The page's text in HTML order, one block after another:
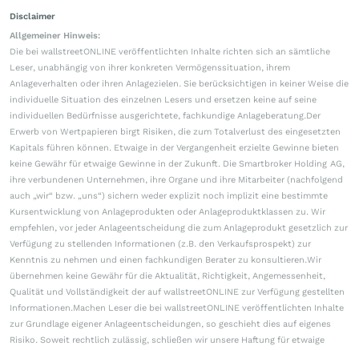
Disclaimer
Allgemeiner Hinweis:
Die bei wallstreetONLINE veröffentlichten Inhalte richten sich an sämtliche
Leser, unabhängig von ihrer konkreten Vermögenssituation, ihrem
Anlageverhalten oder ihren Anlagezielen. Sie berücksichtigen in keiner Weise die
individuelle Situation des einzelnen Lesers und ersetzen keine auf seine
individuellen Bedürfnisse ausgerichtete, fachkundige Anlageberatung.Der
Erwerb von Wertpapieren birgt Risiken, die zum Totalverlust des eingesetzten
Kapitals führen können. Etwaige in der Vergangenheit erzielte Gewinne bieten
keine Gewähr für etwaige Gewinne in der Zukunft. Die Smartbroker Holding AG,
ihre verbundenen Unternehmen, ihre Organe und ihre Mitarbeiter (nachfolgend
auch „wir“ bzw. „uns“) sichern weder explizit noch implizit eine bestimmte
Kursentwicklung von Anlageprodukten oder Anlageproduktklassen zu. Wir
empfehlen, vor jeder Anlageentscheidung die zum Anlageprodukt gesetzlich zur
Verfügung zu stellenden Informationen (z.B. den Verkaufsprospekt) zur
Kenntnis zu nehmen und einen fachkundigen Berater zu konsultieren.Wir
übernehmen keine Gewähr für die Aktualität, Richtigkeit, Angemessenheit,
Qualität und Vollständigkeit der auf wallstreetONLINE zur Verfügung gestellten
Informationen.Machen Leser die bei wallstreetONLINE veröffentlichten Inhalte
zur Grundlage eigener Anlageentscheidungen, so geschieht dies auf eigenes
Risiko. Soweit rechtlich zulässig, schließen wir unsere Haftung für etwaige